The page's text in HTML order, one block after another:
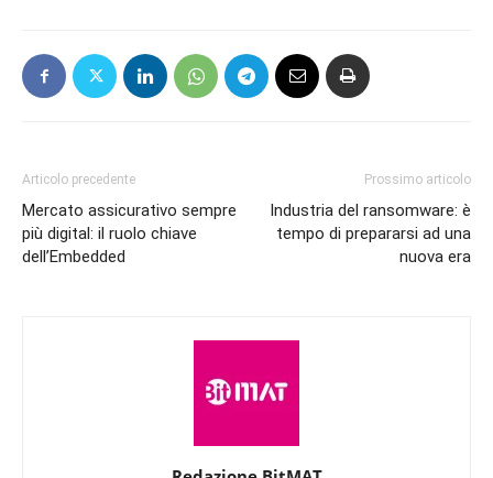
Articolo precedente
Mercato assicurativo sempre
più digital: il ruolo chiave
dell’Embedded
Prossimo articolo
Industria del ransomware: è
tempo di prepararsi ad una
nuova era